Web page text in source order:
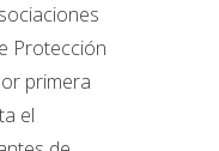
Protección
primera
el